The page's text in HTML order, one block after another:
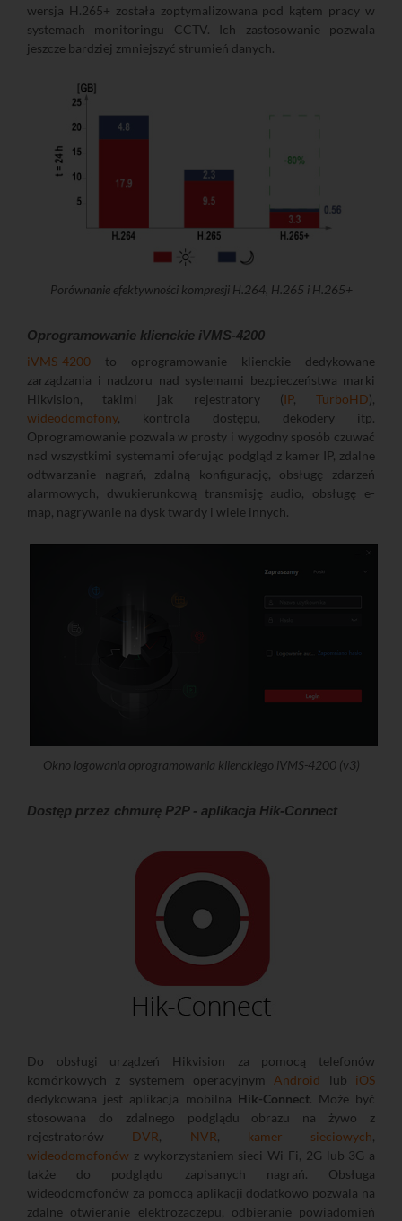
wersja H.265+ została zoptymalizowana pod kątem pracy w
systemach monitoringu CCTV. Ich zastosowanie pozwala
jeszcze bardziej zmniejszyć strumień danych.
Porównanie efektywności kompresji H.264, H.265 i H.265+
Oprogramowanie klienckie iVMS-4200
iVMS-4200 to oprogramowanie klienckie dedykowane
zarządzania i nadzoru nad systemami bezpieczeństwa marki
Hikvision, takimi jak rejestratory (IP,TurboHD),
wideodomofony, kontrola dostępu, dekodery itp.
Oprogramowanie pozwala w prosty i wygodny sposób czuwać
nad wszystkimi systemami oferując podgląd z kamer IP, zdalne
odtwarzanie nagrań, zdalną konfigurację, obsługę zdarzeń
alarmowych, dwukierunkową transmisję audio, obsługę e-
map, nagrywanie na dysk twardy i wiele innych.
Okno logowania oprogramowania klienckiego iVMS-4200 (v3)
Dostęp przez chmurę P2P - aplikacja Hik-Connect
Do obsługi urządzeń Hikvision za pomocą telefonów
komórkowych z systemem operacyjnym Android lub iOS
dedykowana jest aplikacja mobilna Hik-Connect. Może być
stosowana do zdalnego podglądu obrazu na żywo z
rejestratorów DVR, NVR, kamer sieciowych,
wideodomofonów z wykorzystaniem sieci Wi-Fi, 2G lub 3G a
także do podglądu zapisanych nagrań. Obsługa
wideodomofonów za pomocą aplikacji dodatkowo pozwala na
zdalne otwieranie elektrozaczepu, odbieranie powiadomień